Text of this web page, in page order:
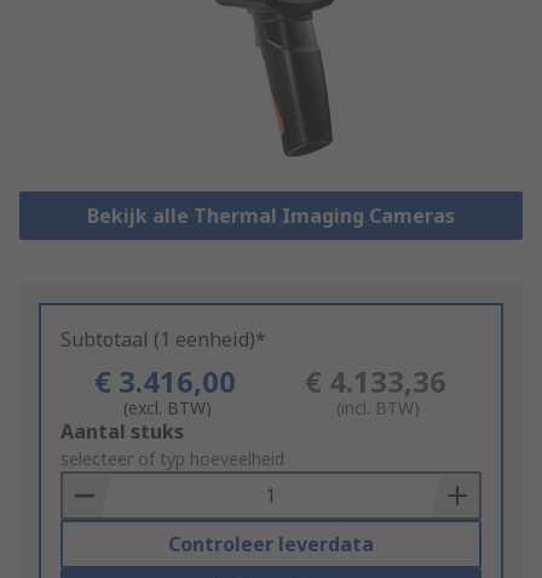
Bekijk alle Thermal Imaging Cameras
Subtotaal (1 eenheid)*
€ 3.416,00
(excl. BTW)
€ 4.133,36
(incl. BTW)
Add
to
Basket
Aantal stuks
selecteer of typ hoeveelheid
Controleer leverdata